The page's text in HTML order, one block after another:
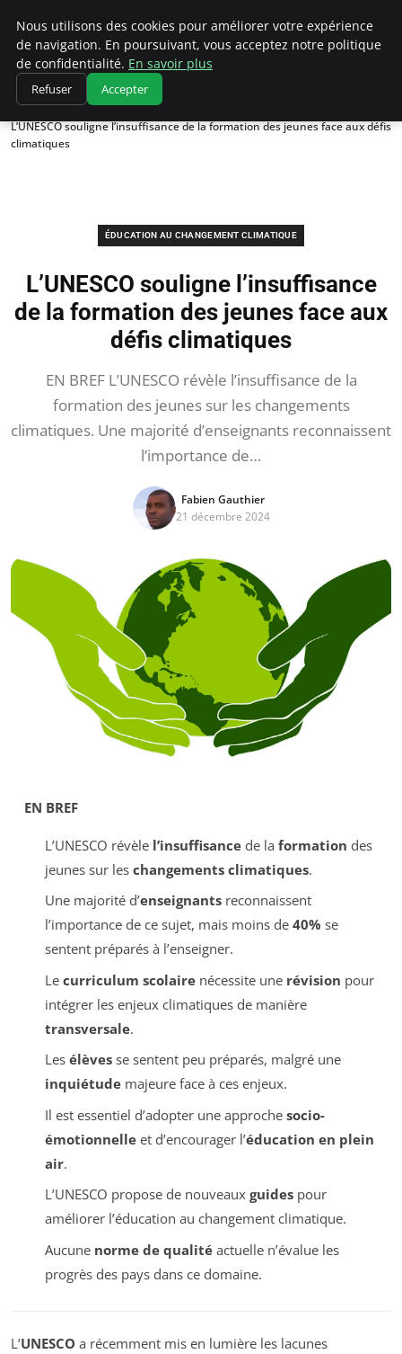
Climatedebtagents
Accueil
Éducation au changement climatique
L’UNESCO souligne l’insuffisance de la formation des jeunes face aux défis
climatiques
ÉDUCATION AU CHANGEMENT CLIMATIQUE
L’UNESCO souligne l’insuffisance
de la formation des jeunes face aux
défis climatiques
EN BREF L’UNESCO révèle l’insuffisance de la
formation des jeunes sur les changements
climatiques. Une majorité d’enseignants reconnaissent
l’importance de…
Fabien Gauthier
21 décembre 2024
EN BREF
L’UNESCO révèle l’insuffisancede la formation des
jeunes sur les changements climatiques.
Une majorité d’enseignantsreconnaissent
l’importance de ce sujet, mais moins de 40% se
sentent préparés à l’enseigner.
Le curriculum scolairenécessite une révision pour
intégrer les enjeux climatiques de manière
transversale.
Les élèvesse sentent peu préparés, malgré une
inquiétudemajeure face à ces enjeux.
Il est essentiel d’adopter une approche socio-
émotionnelleet d’encourager l’éducation en plein
air.
L’UNESCO propose de nouveaux guidespour
améliorer l’éducation au changement climatique.
Aucune norme de qualitéactuelle n’évalue les
progrès des pays dans ce domaine.
L’UNESCO a récemment mis en lumière les lacunes
Nous utilisons des cookies pour améliorer votre expérience
de navigation. En poursuivant, vous acceptez notre politique
de confidentialité. En savoir plus
Refuser Accepter